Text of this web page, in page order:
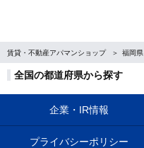
賃貸・不動産アパマンショップ 福岡県
全国の都道府県から探す
企業・IR情報
プライバシーポリシー